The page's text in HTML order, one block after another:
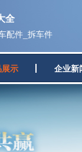
全
配件_拆车件
示 企业新